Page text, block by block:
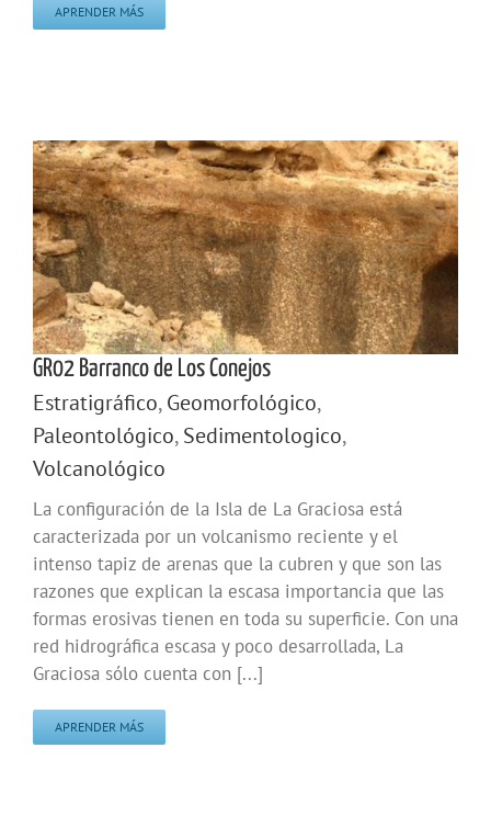
APRENDER MÁS
GR02 Barranco de Los Conejos
Estratigráfico,Geomorfológico,
Paleontológico,Sedimentologico,
Volcanológico
La configuración de la Isla de La Graciosa está
caracterizada por un volcanismo reciente y el
intenso tapiz de arenas que la cubren y que son las
razones que explican la escasa importancia que las
formas erosivas tienen en toda su superficie. Con una
red hidrográfica escasa y poco desarrollada, La
Graciosa sólo cuenta con [...]
APRENDER MÁS